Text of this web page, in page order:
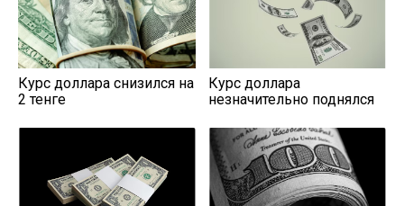
Курс доллара снизился на
2 тенге
Курс доллара
незначительно поднялся